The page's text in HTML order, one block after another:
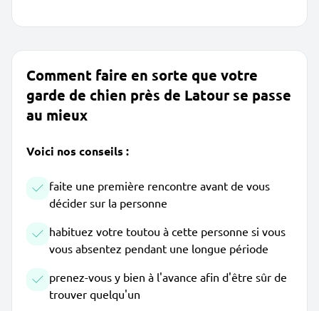
Comment faire en sorte que votre
garde de chien près de Latour se passe
au mieux
Voici nos conseils :
faite une première rencontre avant de vous
décider sur la personne
habituez votre toutou à cette personne si vous
vous absentez pendant une longue période
prenez-vous y bien à l'avance afin d'être sûr de
trouver quelqu'un